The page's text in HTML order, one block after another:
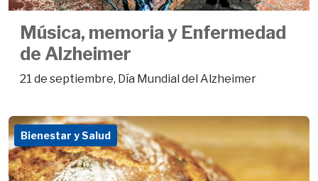
Música, memoria y Enfermedad
de Alzheimer
21 de septiembre, Día Mundial del Alzheimer
Bienestar y Salud